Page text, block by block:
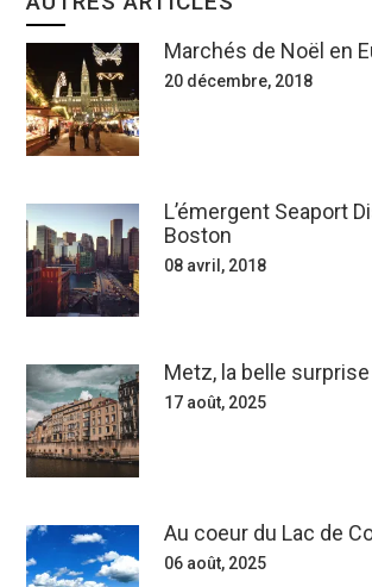
Marchés de Noël en
20 décembre, 2018
L’émergent Seaport
Boston
08 avril, 2018
Metz, la belle
17 août, 2025
Au coeur du Lac de
06 août, 2025